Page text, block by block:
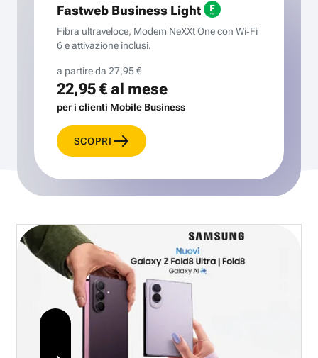
Fastweb Business Light
Fibra ultraveloce, Modem NeXXt One con Wi‑Fi
6 e attivazione inclusi.
a partire da 27,95 €
22,95 €al mese
per i clienti Mobile Business
SCOPRI